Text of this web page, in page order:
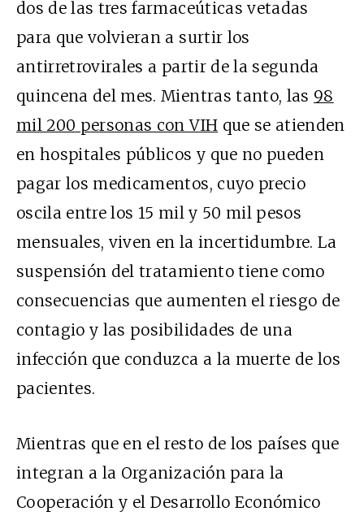
dos de las tres farmaceúticas vetadas
para que volvieran a surtir los
antirretrovirales a partir de la segunda
quincena del mes. Mientras tanto, las 98
mil 200 personas con VIH que se atienden
en hospitales públicos y que no pueden
pagar los medicamentos, cuyo precio
oscila entre los 15 mil y 50 mil pesos
mensuales, viven en la incertidumbre. La
suspensión del tratamiento tiene como
consecuencias que aumenten el riesgo de
contagio y las posibilidades de una
infección que conduzca a la muerte de los
pacientes.
Mientras que en el resto de los países que
integran a la Organización para la
Cooperación y el Desarrollo Económico